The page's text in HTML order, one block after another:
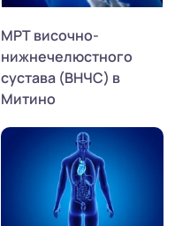
МРТ височно-
нижнечелюстного
сустава (ВНЧС) в
Митино